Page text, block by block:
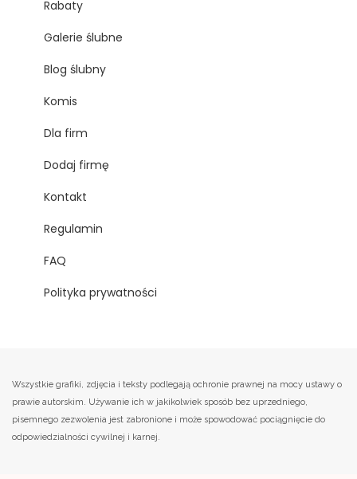
Rabaty
Galerie ślubne
Blog ślubny
Komis
Dla firm
Dodaj firmę
Kontakt
Regulamin
FAQ
Polityka prywatności
Wszystkie grafiki, zdjęcia i teksty podlegają ochronie prawnej na mocy ustawy o
prawie autorskim. Używanie ich w jakikolwiek sposób bez uprzedniego,
pisemnego zezwolenia jest zabronione i może spowodować pociągnięcie do
odpowiedzialności cywilnej i karnej.